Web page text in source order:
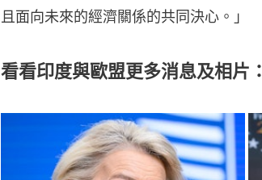
且面向未來的經濟關係的共同決心。」
看看印度與歐盟更多消息及相片：